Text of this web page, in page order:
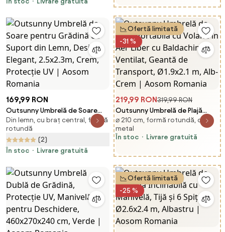
169,99 RON
Outsunny Umbrelă de Soare
pentru Grădină cu Suport din
Lemn, Design Elegant, 2.5x2.3m,
Crem, Protecție UV | Aosom
Romania
Din lemn, cu braț central, formă
rotundă
(2)
În stoc
Livrare gratuită
Ofertă limitată
-31 %
219,99 RON319,99 RON
Outsunny Umbrelă de Plajă
Portabilă cu Volane în Aer Liber
cu Baldachin Ventilat, Geantă
de Transport, Ø1.9x2.1 m, Alb-
⌀ 210 cm, formă rotundă, din
metal
În stoc
Livrare gratuită
Ofertă limitată
-25 %